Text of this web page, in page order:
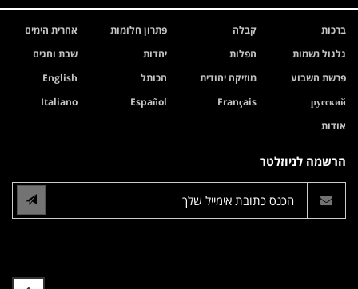
ברכות קבלה פתרון חלומות
אחרית הימים
גלגול נשמות
הפלות יהדות
שבת וחגים
פרשת השבוע
מוזיקה יהודית הכותל
English
русский
Français
Español
Italiano
אודות
הרשמה לניוזלטר